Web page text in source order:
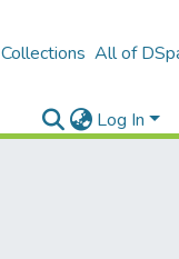
All of
Log In